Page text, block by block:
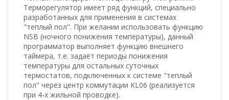
Терморегулятор имеет ряд функций, специально
разработанных для применения в системах
"теплый пол". При желании использовать функцию
NSB (ночного понижения температуры), данный
программатор выполняет функцию внешнего
таймера, т.е. задаёт периоды понижения
температуры для остальных суточных
термостатов, подключенных к системе "теплый
пол" через центр коммутации KL06 (реализуется
при 4-х жильной проводке).